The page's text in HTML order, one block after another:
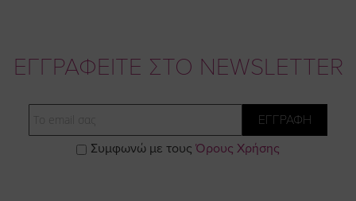
ΕΓΓΡΑΦΕΙΤΕ ΣΤΟ NEWSLETTER
ΕΓΓΡΑΦΗ
Συμφωνώ με τους Όρους Χρήσης